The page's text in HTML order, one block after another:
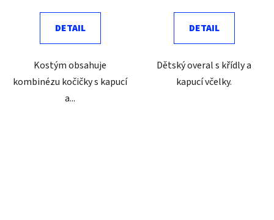
DETAIL
Kostým obsahuje
kombinézu kočičky s kapucí
a...
DETAIL
Dětský overal s křídly a
kapucí včelky.